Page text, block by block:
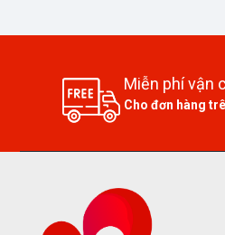
Miễn phí vận
Cho đơn hàng